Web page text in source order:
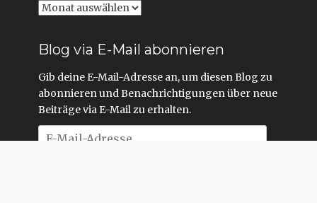
Archiv
Blog via E-Mail abonnieren
Gib deine E-Mail-Adresse an, um diesen Blog zu
abonnieren und Benachrichtigungen über neue
Beiträge via E-Mail zu erhalten.
E-